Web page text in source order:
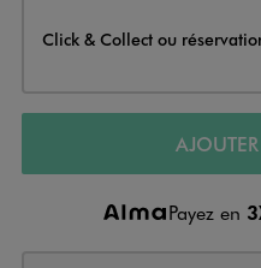
Click & Collect ou
Payez en